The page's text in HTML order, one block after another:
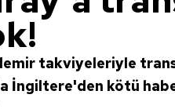
takviyeleriyle
İngiltere'den kötü